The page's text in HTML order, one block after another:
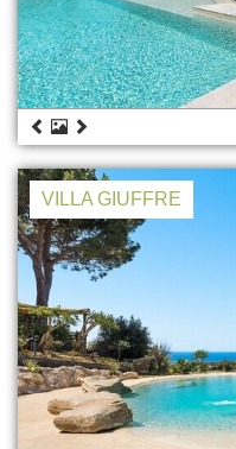
VILLA GIUFFRE